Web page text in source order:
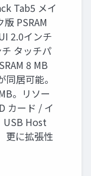
Tab5 メイ
PSRAM
2.0インチ
タッチパ
8 MB
居可能。
。リソー
カード / イ
USB Host
更に拡張性